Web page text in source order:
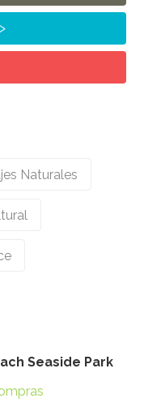
Naturales
Seaside Park